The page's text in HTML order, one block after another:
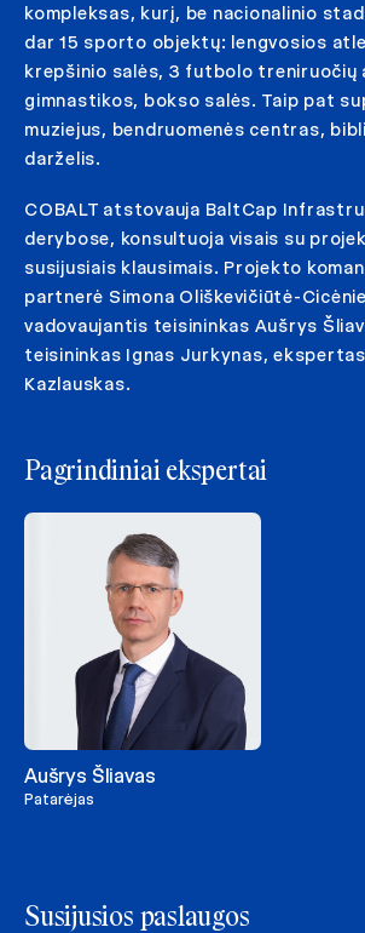
kompleksas, kurį, be nacionalinio
dar 15 sporto objektų: lengvosios
krepšinio salės, 3 futbolo treniruočių
gimnastikos, bokso salės. Taip pat
muziejus, bendruomenės centras,
darželis.
COBALT atstovauja BaltCap
derybose, konsultuoja visais su
susijusiais klausimais. Projekto
partnerė Simona Oliškevičiūtė-
vadovaujantis teisininkas Aušrys
teisininkas Ignas Jurkynas,
Kazlauskas.
Pagrindiniai ekspertai
Aušrys Šliavas
Patarėjas
Susijusios paslaugos